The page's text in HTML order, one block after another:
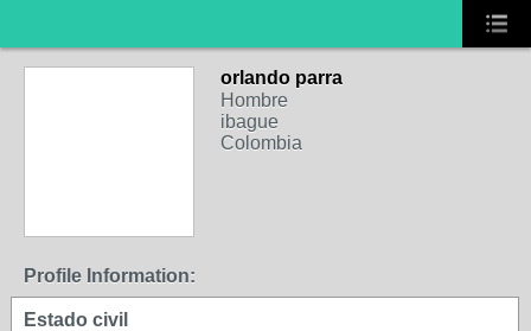
orlando parra
Hombre
ibague
Colombia
Profile Information:
Estado civil